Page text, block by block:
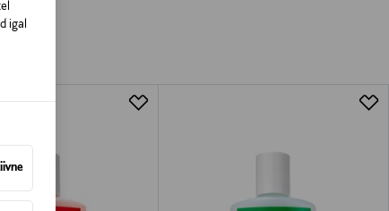
igal
avamata originaalpakendis.